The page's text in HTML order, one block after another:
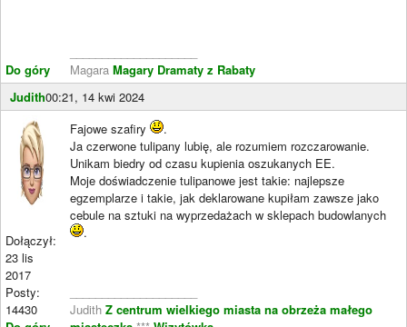
Do góry
Magara Magary Dramaty z Rabaty
Judith00:21, 14 kwi 2024
Dołączył:
23 lis
2017
Posty:
14430
Fajowe szafiry
.
Ja czerwone tulipany lubię, ale rozumiem rozczarowanie.
Unikam biedry od czasu kupienia oszukanych EE.
Moje doświadczenie tulipanowe jest takie: najlepsze
egzemplarze i takie, jak deklarowane kupiłam zawsze jako
cebule na sztuki na wyprzedażach w sklepach budowlanych
.
Judith Z centrum wielkiego miasta na obrzeża małego